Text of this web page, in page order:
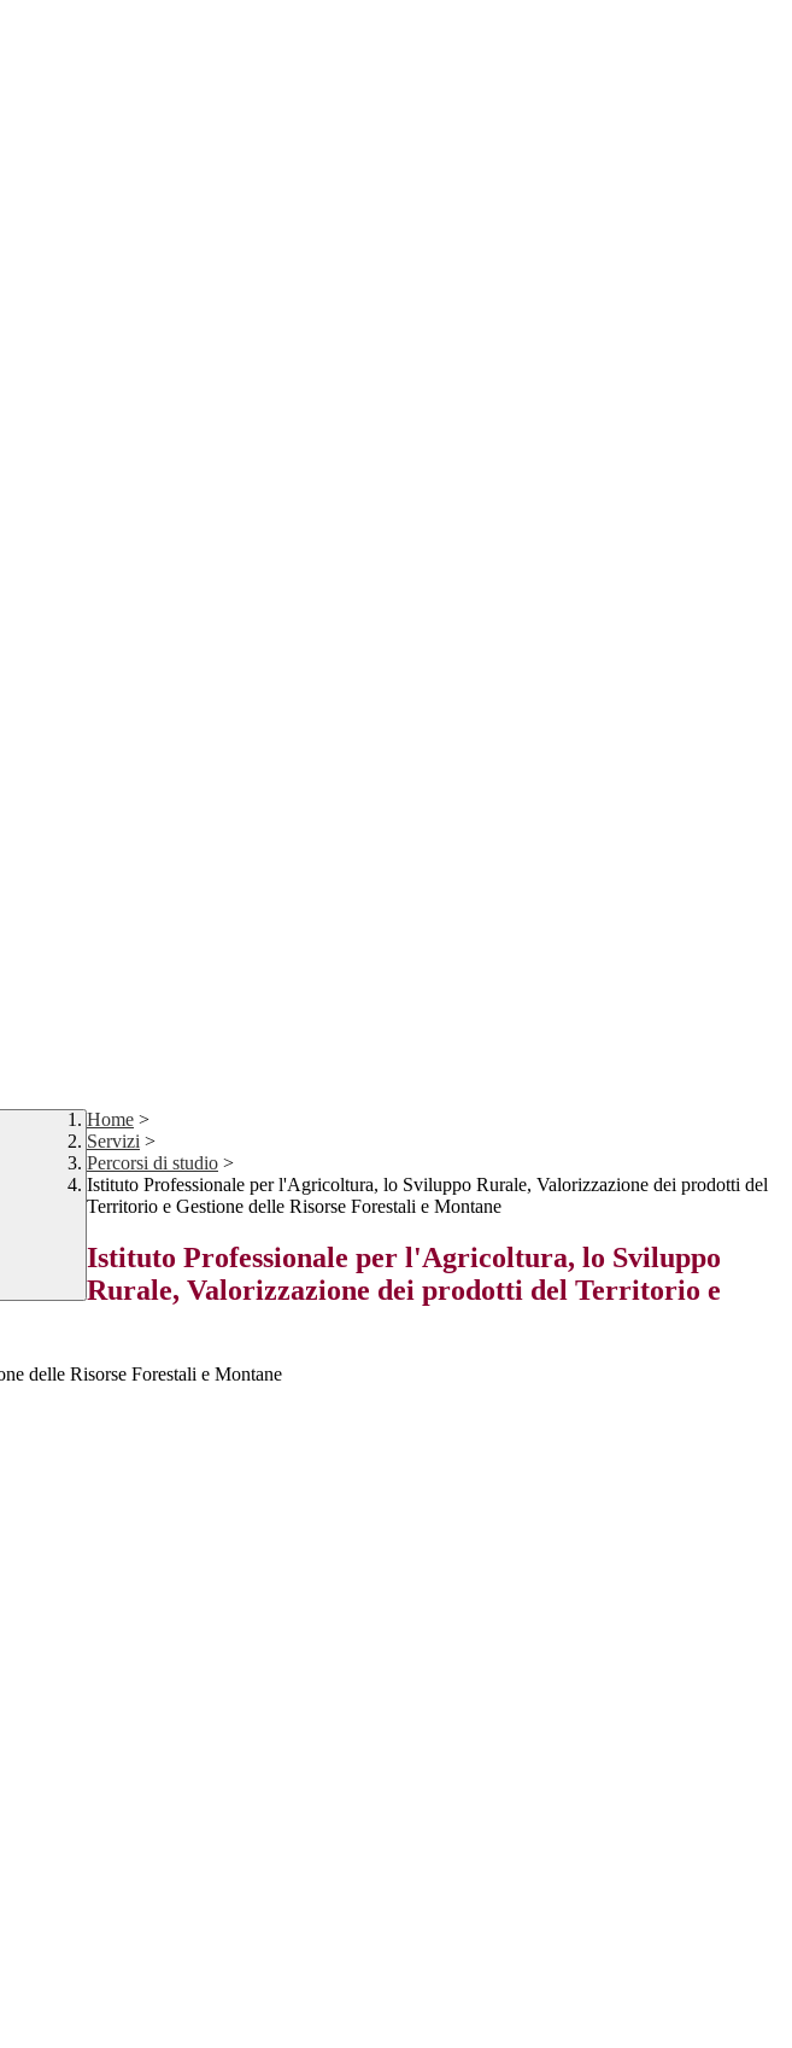
Home >
Servizi >
Percorsi di studio >
Istituto Professionale per l'Agricoltura, lo Sviluppo Rurale, Valorizzazione dei prodotti del
Territorio e Gestione delle Risorse Forestali e Montane
Istituto Professionale per l'Agricoltura, lo Sviluppo
Rurale, Valorizzazione dei prodotti del Territorio e
delle Risorse Forestali e Montane